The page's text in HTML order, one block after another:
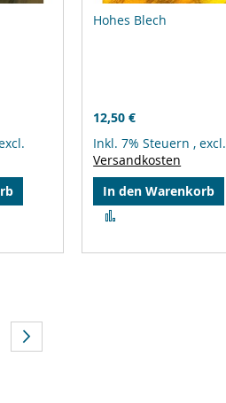
Hohes Blech
12,50 €
Inkl. 7% Steuern ,excl.
Versandkosten
In den Warenkorb
gerade Seite